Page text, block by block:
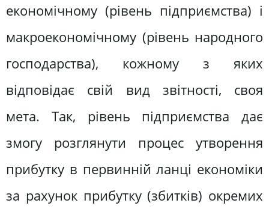
економічному (рівень підприємства) і
макроекономічному (рівень народного
господарства), кожному з яких
відповідає свій вид звітності, своя
мета. Так, рівень підприємства дає
змогу розглянути процес утворення
прибутку в первинній ланці економіки
за рахунок прибутку (збитків) окремих